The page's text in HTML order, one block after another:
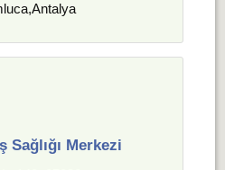
Sağlığı Merkezi